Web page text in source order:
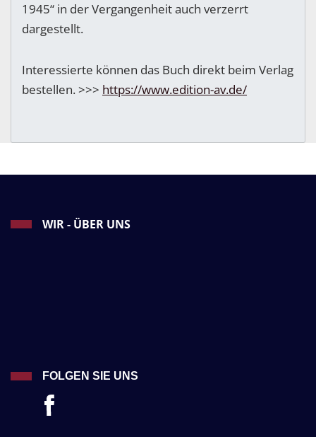
1945“ in der Vergangenheit auch verzerrt
dargestellt.
Interessierte können das Buch direkt beim Verlag
bestellen. >>> https://www.edition-av.de/
WIR - ÜBER UNS
FOLGEN SIE UNS